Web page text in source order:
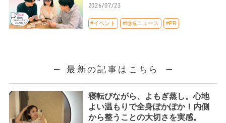
2026/07/23
#イベント #地域ニュース #PR
最新の記事はこちら
寝転びながら、よもぎ蒸し。心地
よい温もりで全身ぽかぽか！内側
から整うことの大切さを実感。